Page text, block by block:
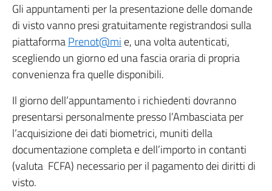
Gli appuntamenti per la presentazione delle domande
di visto vanno presi gratuitamente registrandosi sulla
piattaformaPrenot@mi e, una volta autenticati,
scegliendo un giorno ed una fascia oraria di propria
convenienza fra quelle disponibili.
Il giorno dell’appuntamento i richiedenti dovranno
presentarsi personalmente presso l’Ambasciata per
l’acquisizione dei dati biometrici, muniti della
documentazione completa e dell’importo in contanti
(valuta FCFA) necessario per il pagamento dei diritti di
visto.